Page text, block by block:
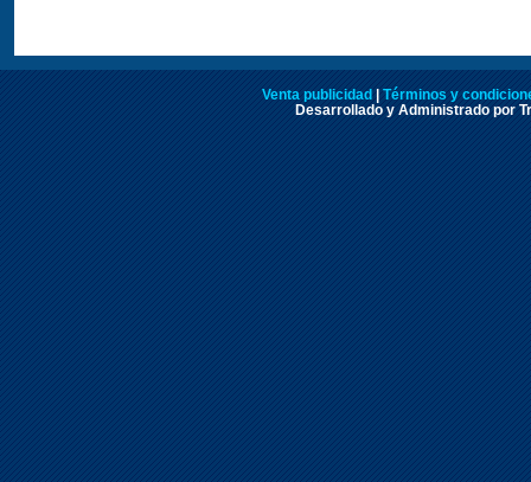
Venta publicidad
Términos y
Desarrollado y Administrado por